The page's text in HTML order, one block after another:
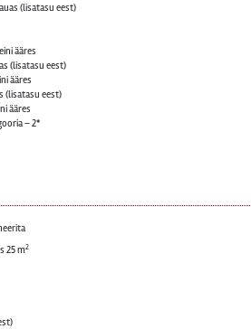
(lisatasu eest)
ääres
(lisatasu eest)
ääres
(lisatasu eest)
ääres
– 2*
25 m2